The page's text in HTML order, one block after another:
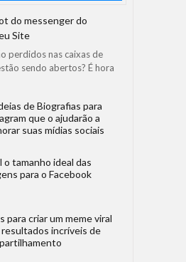
do messenger do
Site
perdidos nas caixas de
sendo abertos? É hora
de Biografias para
que o ajudarão a
suas mídias sociais
o tamanho ideal das
para o Facebook
para criar um meme viral
resultados incríveis de